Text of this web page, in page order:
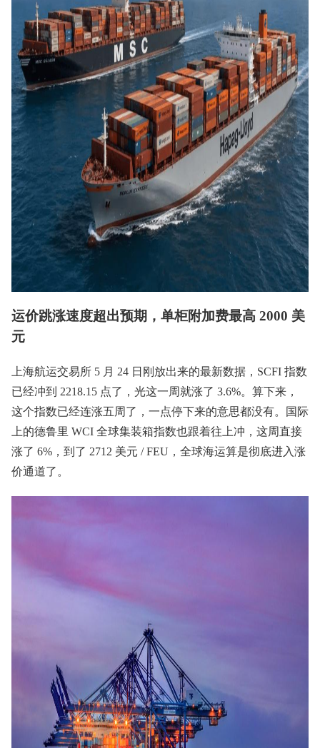
运价跳涨速度超出预期，单柜附加费最高 2000 美
元
上海航运交易所 5 月 24 日刚放出来的最新数据，SCFI 指数
已经冲到 2218.15 点了，光这一周就涨了 3.6%。算下来，
这个指数已经连涨五周了，一点停下来的意思都没有。国际
上的德鲁里 WCI 全球集装箱指数也跟着往上冲，这周直接
涨了 6%，到了 2712 美元 / FEU，全球海运算是彻底进入涨
价通道了。